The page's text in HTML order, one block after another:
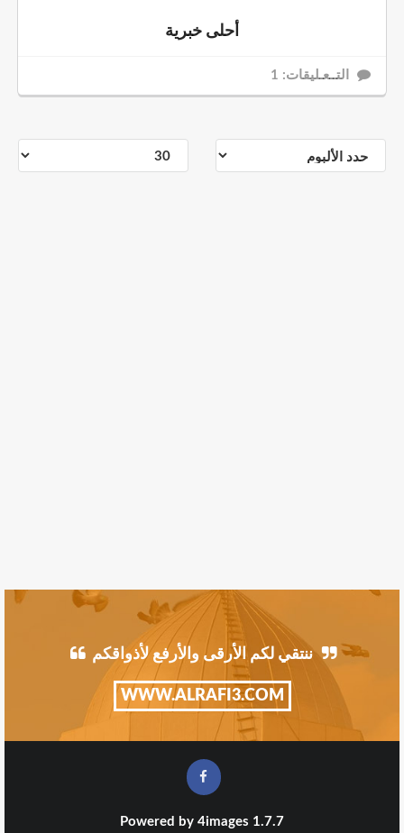
أحلى خبرية
التــعـليقات: 1
ننتقي لكم الأرقى والأرفع لأذواقكم
WWW.ALRAFI3.COM
Powered by 4images 1.7.7